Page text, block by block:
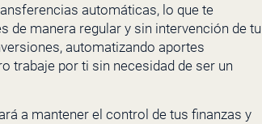
automáticas, lo que te
de manera regular y sin intervención de tu
automatizando aportes
trabaje por ti sin necesidad de ser un
a mantener el control de tus finanzas y